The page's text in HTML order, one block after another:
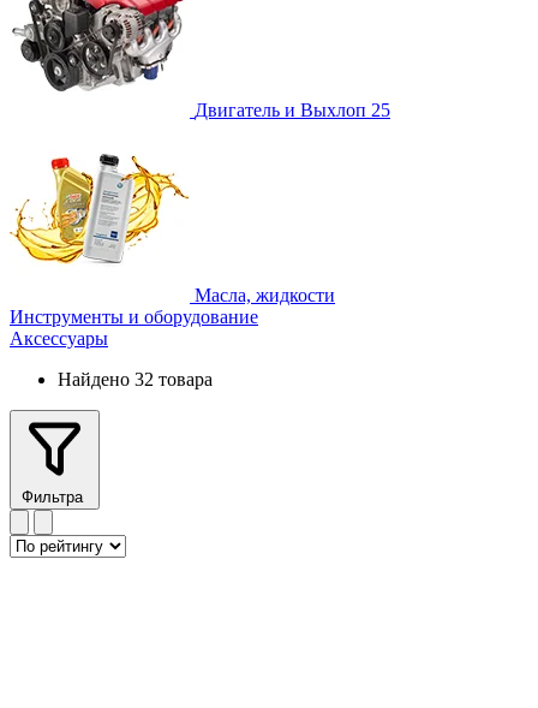
Двигатель и Выхлоп 25
Масла, жидкости
Инструменты и оборудование
Аксессуары
Найдено 32 товара
Фильтра